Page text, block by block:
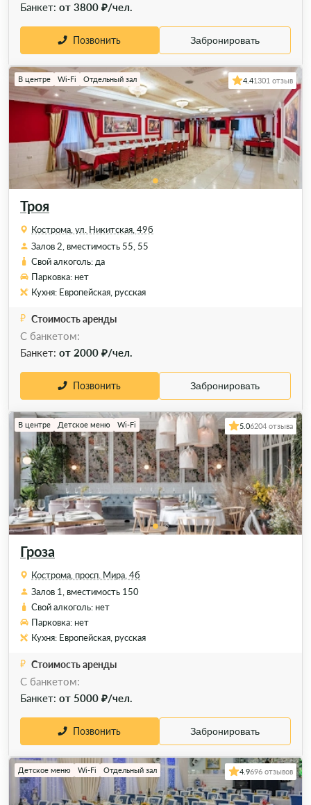
Банкет: от 3800 ₽/чел.
Позвонить Забронировать
Троя
В центре Wi-Fi Отдельный зал 4.41301 отзыв
Кострома, ул. Никитская, 49б
Залов 2, вместимость 55, 55
Свой алкоголь: да
Парковка: нет
Кухня: Европейская, русская
Стоимость аренды
С банкетом:
Банкет: от 2000 ₽/чел.
Позвонить Забронировать
Гроза
В центре Детское меню Wi-Fi 5.06204 отзыва
Кострома, просп. Мира, 4б
Залов 1, вместимость 150
Свой алкоголь: нет
Парковка: нет
Кухня: Европейская, русская
Стоимость аренды
C банкетом:
Банкет: от 5000 ₽/чел.
Позвонить Забронировать
Детское меню Wi-Fi Отдельный зал 4.9696 отзывов